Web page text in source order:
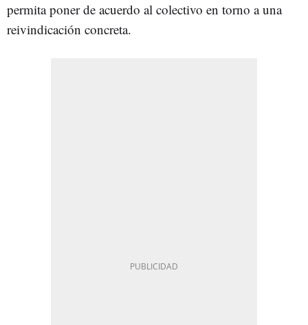
permita poner de acuerdo al colectivo en torno a una
reivindicación concreta.